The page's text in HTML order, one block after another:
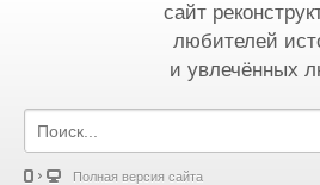
сайт
любителей
и увлечённых
Полная версия сайта